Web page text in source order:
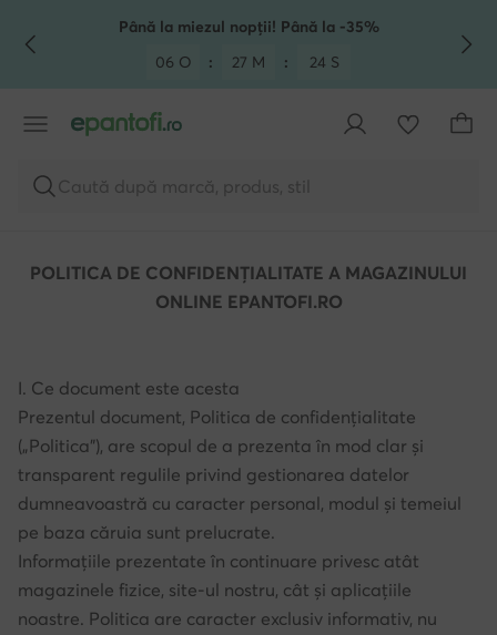
TRECI LA CONȚINUTUL PRINCIPAL
MERGI LA CĂUTAREPână la miezul nopții! Până la -35%
06 O
: 27 M : 23 S
Caută după marcă, produs, stil
POLITICA DE CONFIDENȚIALITATE A MAGAZINULUI
ONLINE EPANTOFI.RO
I. Ce document este acesta
Prezentul document, Politica de confidențialitate
(„Politica”), are scopul de a prezenta în mod clar și
transparent regulile privind gestionarea datelor
dumneavoastră cu caracter personal, modul și temeiul
pe baza căruia sunt prelucrate.
Informațiile prezentate în continuare privesc atât
magazinele fizice, site-ul nostru, cât și aplicațiile
noastre. Politica are caracter exclusiv informativ, nu